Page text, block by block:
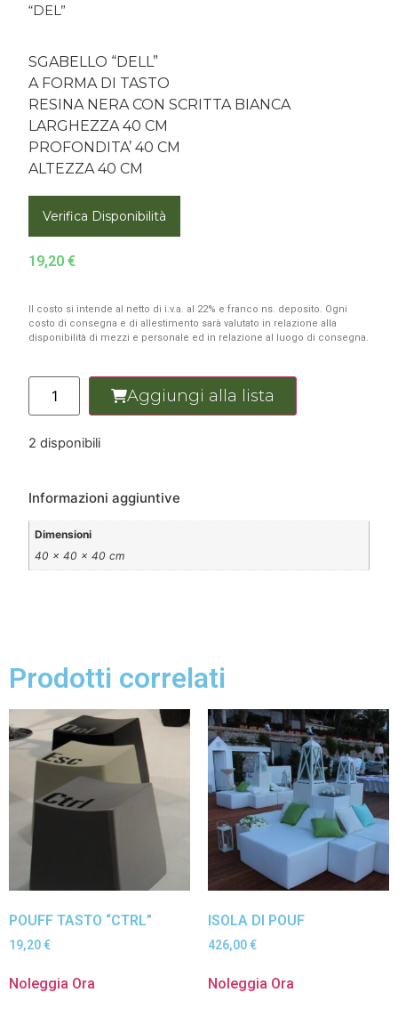
“DEL”
SGABELLO “DELL”
A FORMA DI TASTO
RESINA NERA CON SCRITTA BIANCA
LARGHEZZA 40 CM
PROFONDITA’ 40 CM
ALTEZZA 40 CM
Verifica Disponibilità
19,20 €
Il costo si intende al netto di i.v.a. al 22% e franco ns. deposito. Ogni
costo di consegna e di allestimento sarà valutato in relazione alla
disponibilità di mezzi e personale ed in relazione al luogo di consegna.
Aggiungi alla lista
2 disponibili
Informazioni aggiuntive
Dimensioni
40 × 40 × 40 cm
Prodotti correlati
POUFF TASTO “CTRL”
19,20 €
Noleggia Ora
ISOLA DI POUF
426,00 €
Noleggia Ora